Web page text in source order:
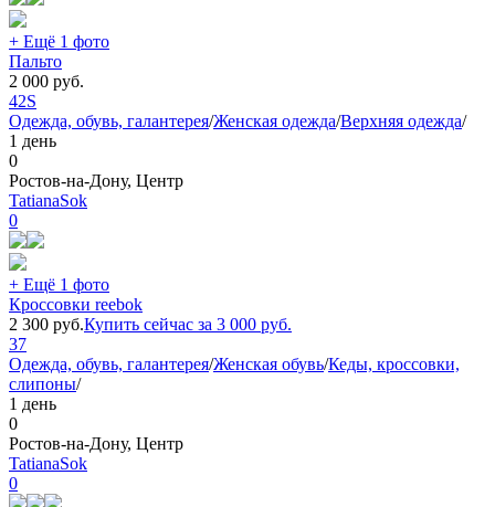
+ Ещё 1 фото
Пальто
2 000 руб.
42S
Одежда, обувь, галантерея/Женская одежда/Верхняя одежда/
1 день
0
Ростов-на-Дону, Центр
TatianaSok
0
+ Ещё 1 фото
Кроссовки reebok
2 300 руб.Купить сейчас за 3 000 руб.
37
Одежда, обувь, галантерея/Женская обувь/Кеды, кроссовки,
слипоны/
1 день
0
Ростов-на-Дону, Центр
TatianaSok
0